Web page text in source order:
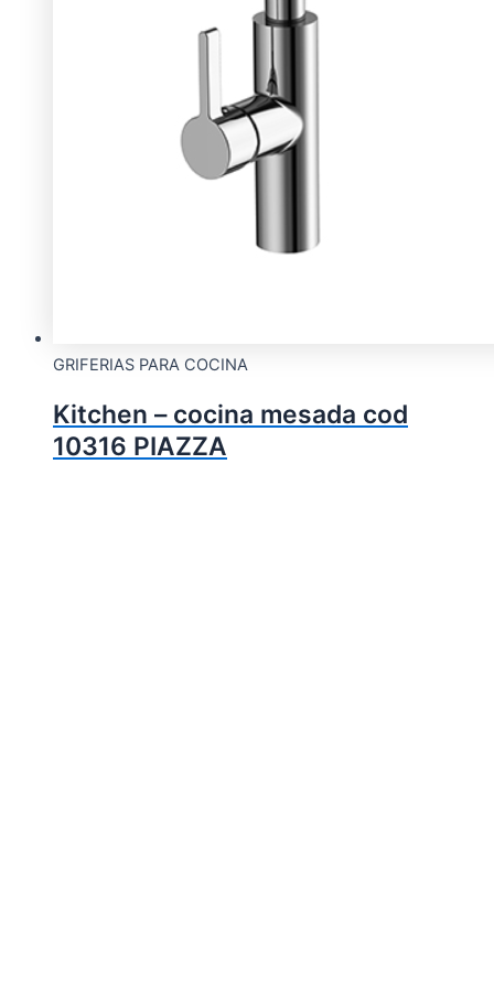
GRIFERIAS PARA COCINA
Kitchen – cocina mesada cod
10316 PIAZZA